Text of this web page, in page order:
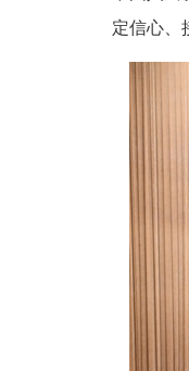
定信心、